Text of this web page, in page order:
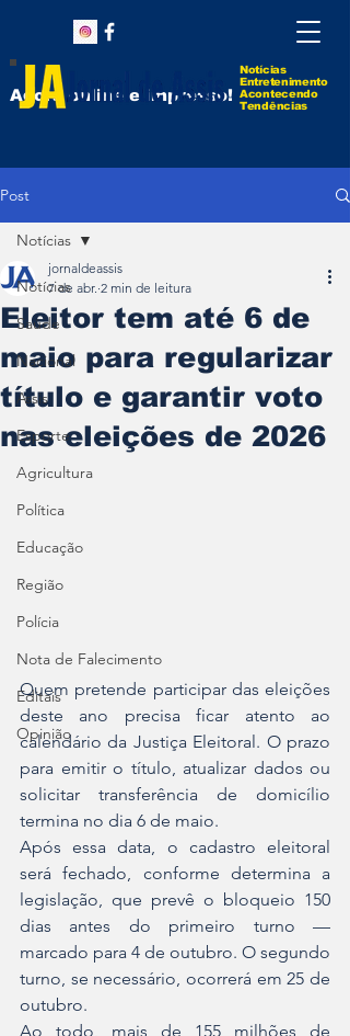
Notícias
Entretenimento
Acontecendo
Tendências
Agora online e impresso!
Post
Notícias
Saúde
Nacional
Assis
Esporte
Agricultura
Política
Educação
Região
Polícia
Nota de Falecimento
Editais
Opinião
Notícias
Eleitor tem até 6 de
maio para regularizar
título e garantir voto
nas eleições de 2026
jornaldeassis
7 de abr. 2 min de leitura
Quem pretende participar das eleições
deste ano precisa ficar atento ao
calendário da Justiça Eleitoral. O prazo
para emitir o título, atualizar dados ou
solicitar transferência de domicílio
termina no dia 6 de maio.
Após essa data, o cadastro eleitoral
será fechado, conforme determina a
legislação, que prevê o bloqueio 150
dias antes do primeiro turno —
marcado para 4 de outubro. O segundo
turno, se necessário, ocorrerá em 25 de
outubro.
Ao todo, mais de 155 milhões de